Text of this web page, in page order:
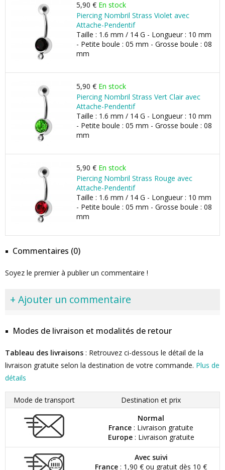
5,90 € En stock
Piercing Nombril Strass Violet avec
Attache-Pendentif
Taille : 1.6 mm / 14 G - Longueur : 10 mm
- Petite boule : 05 mm - Grosse boule : 08
mm
5,90 € En stock
Piercing Nombril Strass Vert Clair avec
Attache-Pendentif
Taille : 1.6 mm / 14 G - Longueur : 10 mm
- Petite boule : 05 mm - Grosse boule : 08
mm
5,90 € En stock
Piercing Nombril Strass Rouge avec
Attache-Pendentif
Taille : 1.6 mm / 14 G - Longueur : 10 mm
- Petite boule : 05 mm - Grosse boule : 08
mm
Commentaires (0)
Soyez le premier à publier un commentaire !
+ Ajouter un commentaire
Modes de livraison et modalités de retour
Tableau des livraisons : Retrouvez ci-dessous le détail de la
livraison gratuite selon la destination de votre commande. Plus de
détails
Mode de transport
Destination et prix
Normal
France : Livraison gratuite
Europe: Livraison gratuite
Avec suivi
France : 1,90 € ou gratuit dès 10 €